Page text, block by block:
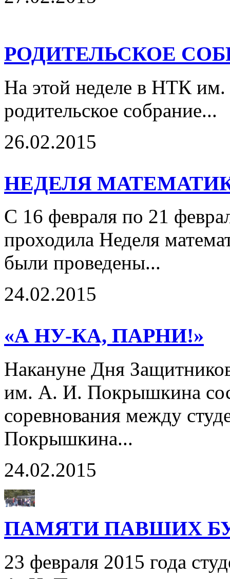
РОДИТЕЛЬСКОЕ
На этой неделе в НТК
родительское собрание...
26.02.2015
НЕДЕЛЯ
С 16 февраля по 21
проходила Неделя
были проведены...
24.02.2015
«А НУ-КА, ПАРНИ!»
Накануне Дня
им. А. И. Покрышкина
соревнования между
Покрышкина...
24.02.2015
ПАМЯТИ ПАВШИХ
23 февраля 2015 года